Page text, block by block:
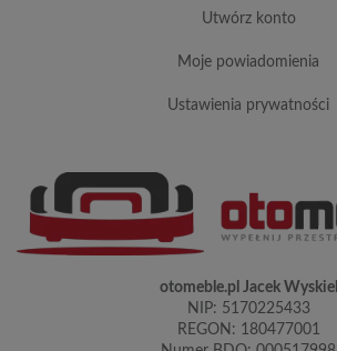
utwórz konto
moje powiadomienia
ustawienia prywatności
otomeble.pl Jacek Wyskiel
NIP: 5170225433
REGON: 180477001